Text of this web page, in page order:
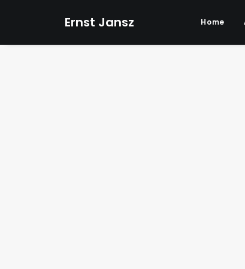
Ernst Jansz Home